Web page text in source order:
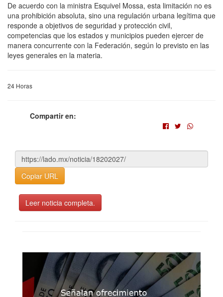
De acuerdo con la ministra Esquivel Mossa, esta limitación no es
una prohibición absoluta, sino una regulación urbana legítima que
responde a objetivos de seguridad y protección civil,
competencias que los estados y municipios pueden ejercer de
manera concurrente con la Federación, según lo previsto en las
leyes generales en la materia.
24 Horas
Compartir en:
Copiar URL
Leer noticia completa.